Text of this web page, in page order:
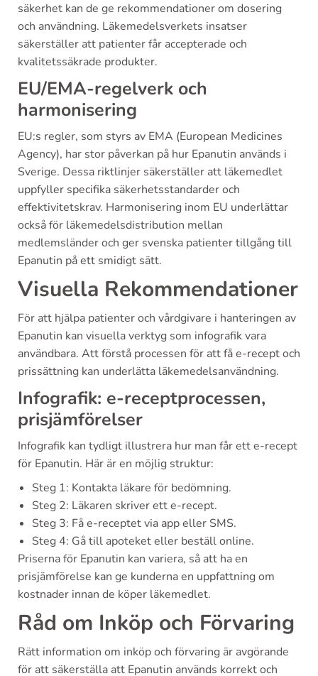
säkerhet kan de ge rekommendationer om dosering
och användning. Läkemedelsverkets insatser
säkerställer att patienter får accepterade och
kvalitetssäkrade produkter.
EU/EMA-regelverk och
harmonisering
EU:s regler, som styrs av EMA (European Medicines
Agency), har stor påverkan på hur Epanutin används i
Sverige. Dessa riktlinjer säkerställer att läkemedlet
uppfyller specifika säkerhetsstandarder och
effektivitetskrav. Harmonisering inom EU underlättar
också för läkemedelsdistribution mellan
medlemsländer och ger svenska patienter tillgång till
Epanutin på ett smidigt sätt.
Visuella Rekommendationer
För att hjälpa patienter och vårdgivare i hanteringen av
Epanutin kan visuella verktyg som infografik vara
användbara. Att förstå processen för att få e-recept och
prissättning kan underlätta läkemedelsanvändning.
Infografik: e-receptprocessen,
prisjämförelser
Infografik kan tydligt illustrera hur man får ett e-recept
för Epanutin. Här är en möjlig struktur:
Steg 1: Kontakta läkare för bedömning.
Steg 2: Läkaren skriver ett e-recept.
Steg 3: Få e-receptet via app eller SMS.
Steg 4: Gå till apoteket eller beställ online.
Priserna för Epanutin kan variera, så att ha en
prisjämförelse kan ge kunderna en uppfattning om
kostnader innan de köper läkemedlet.
Råd om Inköp och Förvaring
Rätt information om inköp och förvaring är avgörande
för att säkerställa att Epanutin används korrekt och